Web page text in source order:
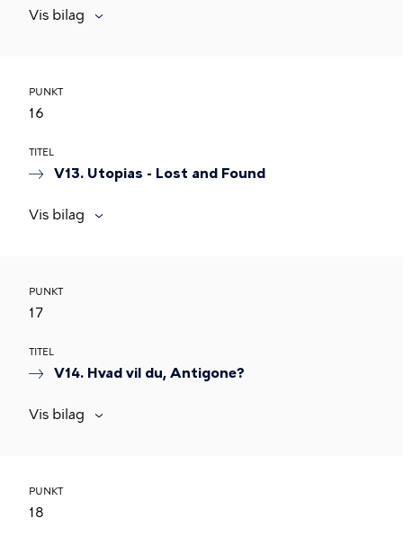
Vis bilag
PUNKT
16
TITEL
V13. Utopias - Lost and Found
Vis bilag
PUNKT
17
TITEL
V14. Hvad vil du, Antigone?
Vis bilag
PUNKT
18